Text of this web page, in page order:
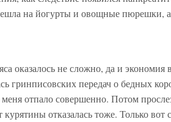
на йогурты и овощные пюрешки,
оказалось не сложно, да и
гринписовских передач о бедных
меня отпало совершенно. Потом
курятины отказалась тоже. Только